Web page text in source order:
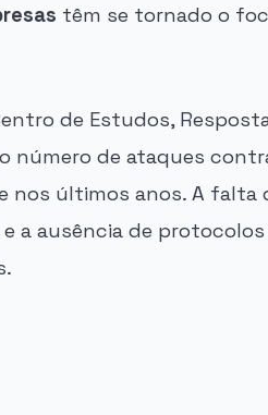
têm se tornado o
de Estudos,
número de ataques
nos últimos anos. A falta
a ausência de